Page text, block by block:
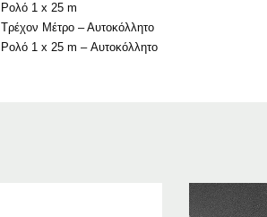
Ρολό 1 x 25 m
Τρέχον Μέτρο – Αυτοκόλλητο
Ρολό 1 x 25 m – Αυτοκόλλητο